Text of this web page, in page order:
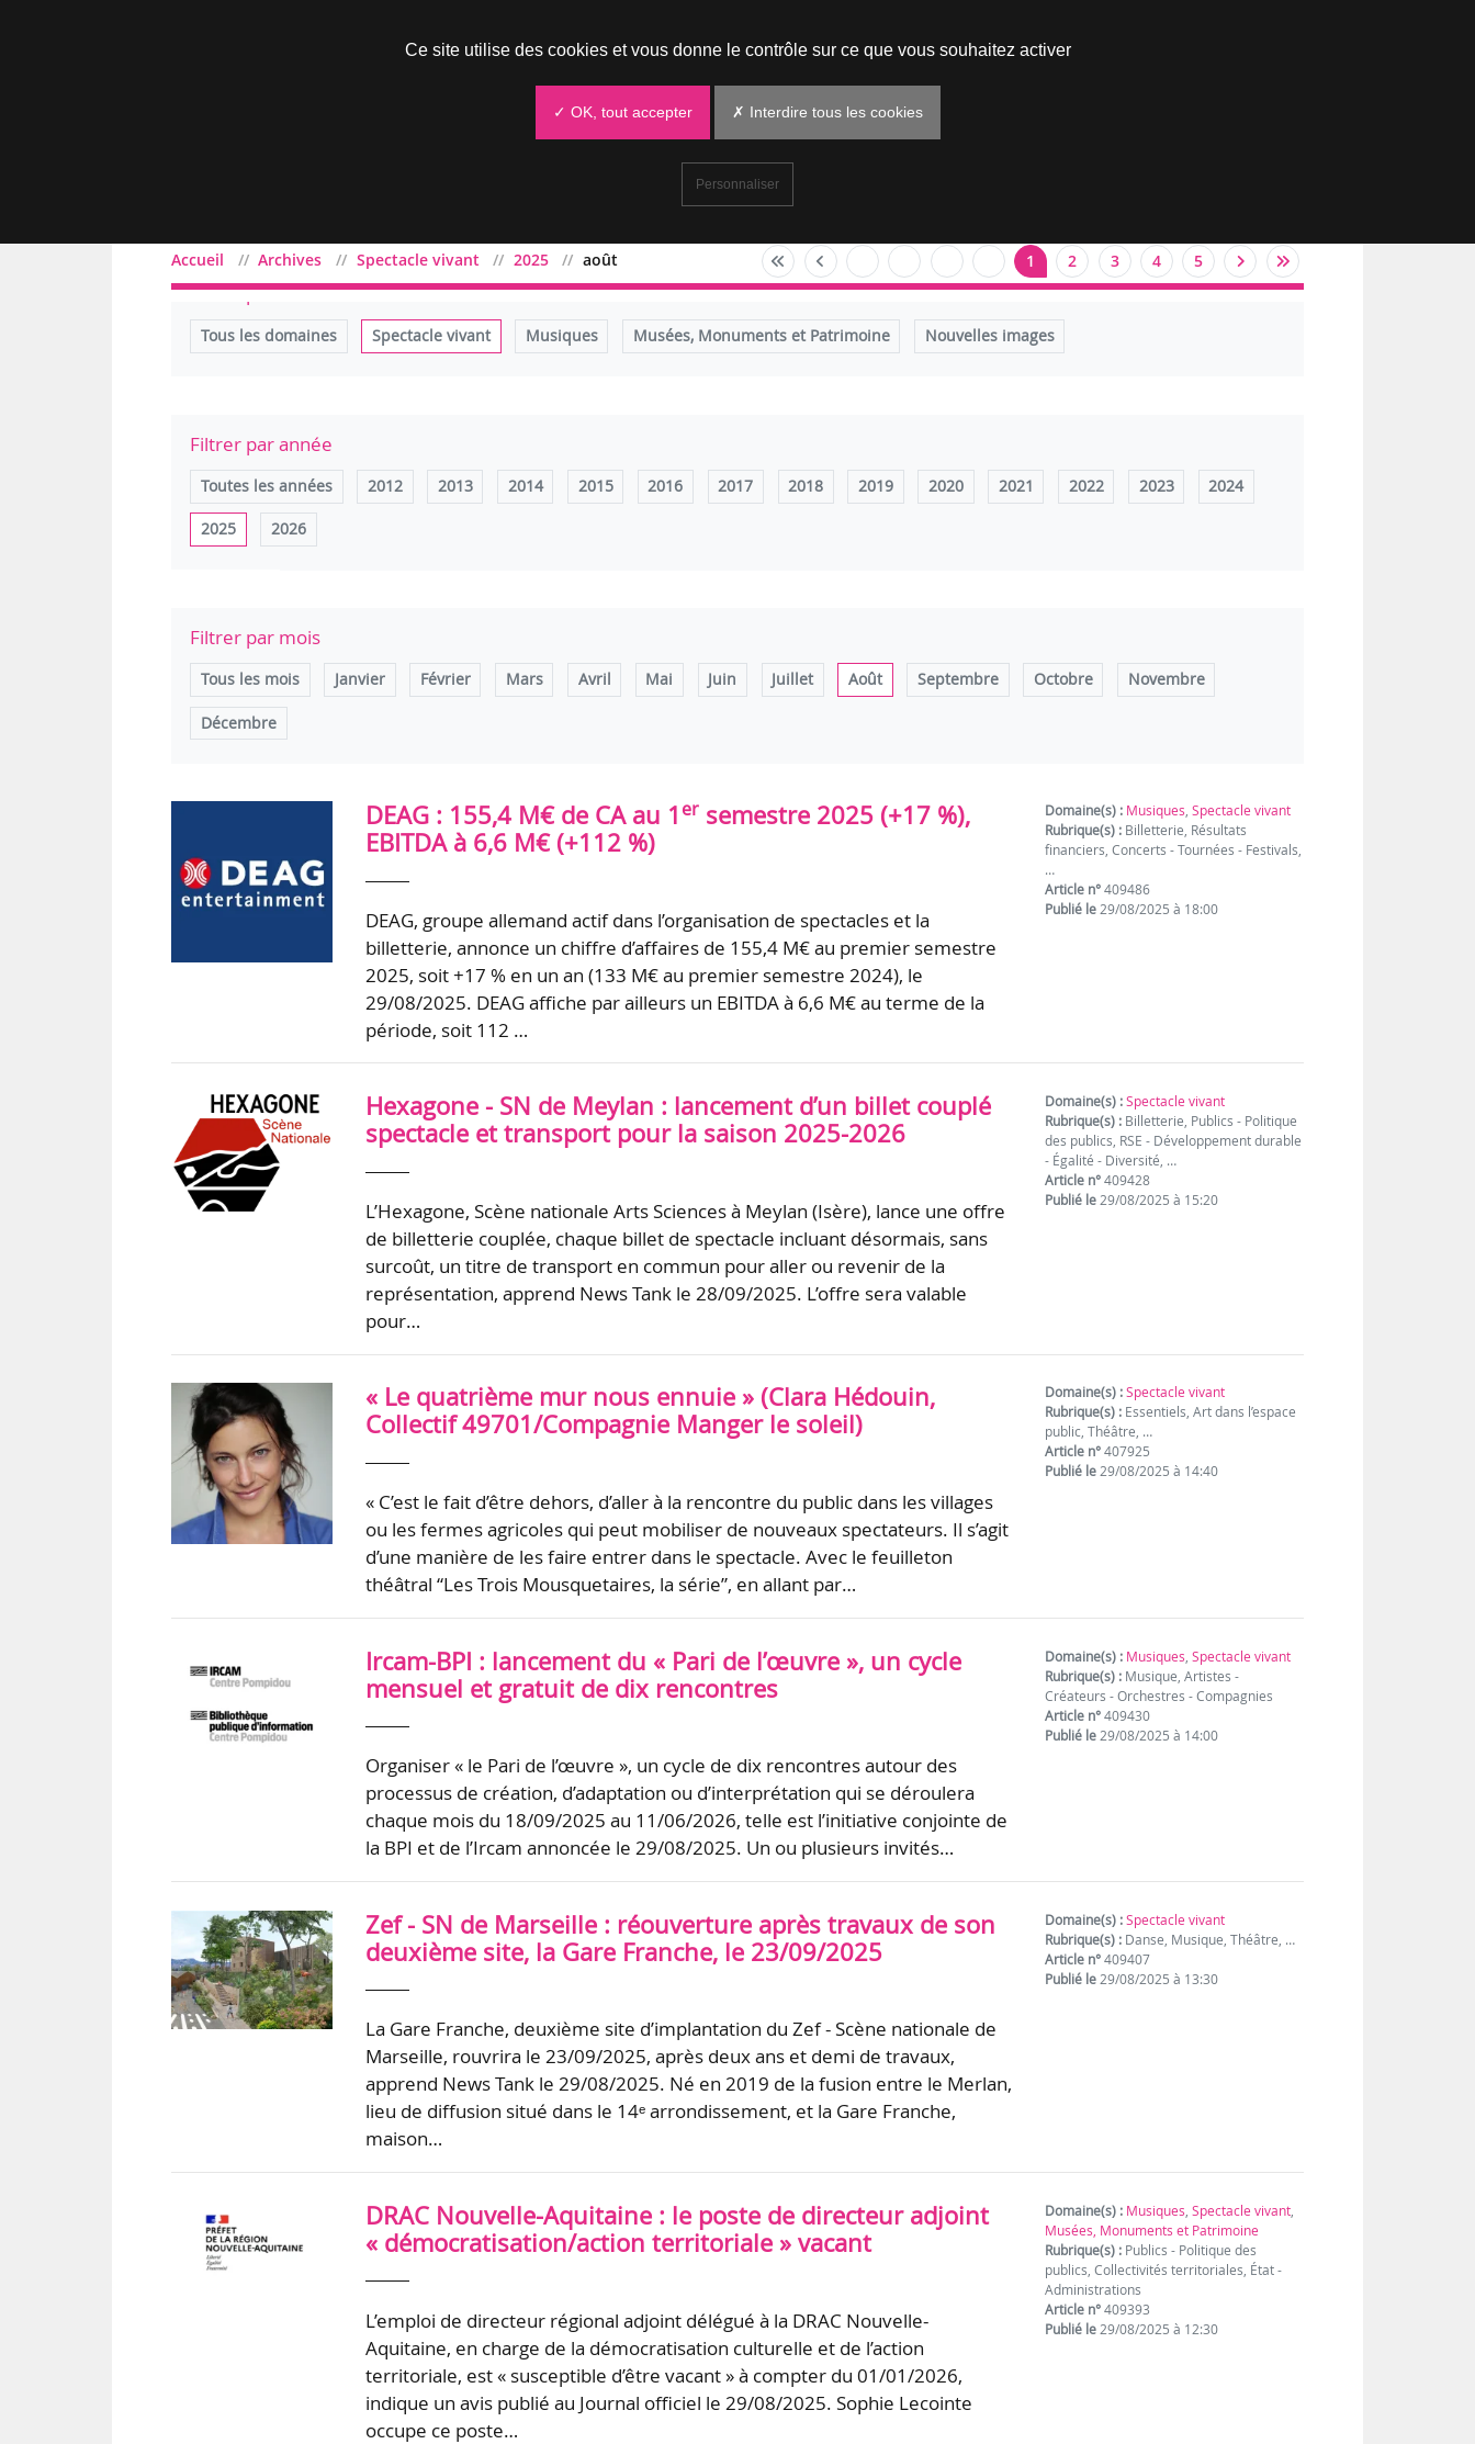
Accueil Archives Spectacle vivant 2025 août 1 2 3 4 5
Filtrer par domaine
Tous les domaines Spectacle vivant Musiques Musées, Monuments et Patrimoine Nouvelles images
Filtrer par année
Toutes les années 2012 2013 2014 2015 2016 2017 2018 2019 2020 2021 2022 2023 2024
2025 2026
Filtrer par mois
Tous les mois Janvier Février Mars Avril Mai Juin Juillet Août Septembre Octobre Novembre
Décembre
DEAG : 155,4 M€ de CA au 1 er semestre 2025 (+17 %),
EBITDA à 6,6 M€ (+112 %)
DEAG, groupe allemand actif dans l’organisation de spectacles et la
billetterie, annonce un chiffre d’affaires de 155,4 M€ au premier semestre
2025, soit +17 % en un an (133 M€ au premier semestre 2024), le
29/08/2025. DEAG affiche par ailleurs un EBITDA à 6,6 M€ au terme de la
période, soit 112 …
Domaine(s) : Musiques,Spectacle vivant
Rubrique(s) : Billetterie, Résultats
financiers, Concerts - Tournées - Festivals,
…
Article n°409486
Publié le29/08/2025 à 18:00
Hexagone - SN de Meylan : lancement d’un billet couplé
spectacle et transport pour la saison 2025-2026
L’Hexagone, Scène nationale Arts Sciences à Meylan (Isère), lance une offre
de billetterie couplée, chaque billet de spectacle incluant désormais, sans
surcoût, un titre de transport en commun pour aller ou revenir de la
représentation, apprend News Tank le 28/09/2025. L’offre sera valable
pour…
Domaine(s) : Spectacle vivant
Rubrique(s) : Billetterie, Publics - Politique
des publics, RSE - Développement durable
- Égalité - Diversité, …
Article n°409428
Publié le29/08/2025 à 15:20
« Le quatrième mur nous ennuie » (Clara Hédouin,
Collectif 49701/Compagnie Manger le soleil)
« C’est le fait d’être dehors, d’aller à la rencontre du public dans les villages
ou les fermes agricoles qui peut mobiliser de nouveaux spectateurs. Il s’agit
d’une manière de les faire entrer dans le spectacle. Avec le feuilleton
théâtral “Les Trois Mousquetaires, la série”, en allant par…
Domaine(s) : Spectacle vivant
Rubrique(s) : Essentiels, Art dans l’espace
public, Théâtre, …
Article n°407925
Publié le29/08/2025 à 14:40
Ircam-BPI : lancement du « Pari de l’œuvre », un cycle
mensuel et gratuit de dix rencontres
Organiser « le Pari de l’œuvre », un cycle de dix rencontres autour des
processus de création, d’adaptation ou d’interprétation qui se déroulera
chaque mois du 18/09/2025 au 11/06/2026, telle est l’initiative conjointe de
la BPI et de l’Ircam annoncée le 29/08/2025. Un ou plusieurs invités…
Domaine(s) : Musiques,Spectacle vivant
Rubrique(s) : Musique, Artistes -
Créateurs - Orchestres - Compagnies
Article n°409430
Publié le29/08/2025 à 14:00
Zef - SN de Marseille : réouverture après travaux de son
deuxième site, la Gare Franche, le 23/09/2025
La Gare Franche, deuxième site d’implantation du Zef - Scène nationale de
Marseille, rouvrira le 23/09/2025, après deux ans et demi de travaux,
apprend News Tank le 29/08/2025. Né en 2019 de la fusion entre le Merlan,
lieu de diffusion situé dans le 14ᵉ arrondissement, et la Gare Franche,
maison…
Domaine(s) : Spectacle vivant
Rubrique(s) : Danse, Musique, Théâtre, …
Article n°409407
Publié le29/08/2025 à 13:30
DRAC Nouvelle-Aquitaine : le poste de directeur adjoint
« démocratisation/action territoriale » vacant
L’emploi de directeur régional adjoint délégué à la DRAC Nouvelle-
Aquitaine, en charge de la démocratisation culturelle et de l’action
territoriale, est « susceptible d’être vacant » à compter du 01/01/2026,
indique un avis publié au Journal officiel le 29/08/2025. Sophie Lecointe
occupe ce poste…
Domaine(s) : Musiques,Spectacle vivant,
Musées, Monuments et Patrimoine
Rubrique(s) : Publics - Politique des
publics, Collectivités territoriales, État -
Administrations
Article n°409393
Publié le29/08/2025 à 12:30
Ce site utilise des cookies et vous donne le contrôle sur ce que vous souhaitez activer
✓ OK, tout accepter ✗ Interdire tous les cookies
Personnaliser